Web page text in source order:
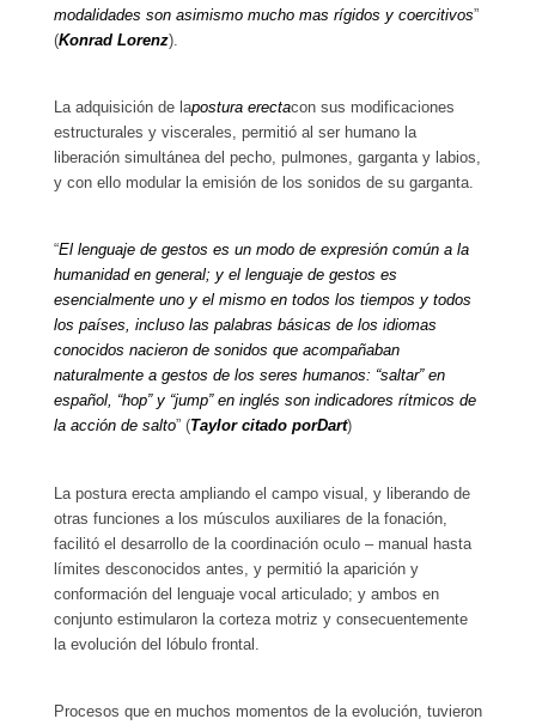
modalidades son asimismo mucho mas rígidos y coercitivos”
(Konrad Lorenz).
La adquisición de lapostura erectacon sus modificaciones
estructurales y viscerales, permitió al ser humano la
liberación simultánea del pecho, pulmones, garganta y labios,
y con ello modular la emisión de los sonidos de su garganta.
“El lenguaje de gestos es un modo de expresión común a la
humanidad en general; y el lenguaje de gestos es
esencialmente uno y el mismo en todos los tiempos y todos
los países, incluso las palabras básicas de los idiomas
conocidos nacieron de sonidos que acompañaban
naturalmente a gestos de los seres humanos: “saltar” en
español, “hop” y “jump” en inglés son indicadores rítmicos de
la acción de salto” (Taylor citado porDart)
La postura erecta ampliando el campo visual, y liberando de
otras funciones a los músculos auxiliares de la fonación,
facilitó el desarrollo de la coordinación oculo – manual hasta
límites desconocidos antes, y permitió la aparición y
conformación del lenguaje vocal articulado; y ambos en
conjunto estimularon la corteza motriz y consecuentemente
la evolución del lóbulo frontal.
Procesos que en muchos momentos de la evolución, tuvieron